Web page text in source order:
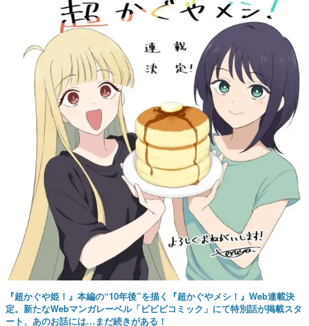
『超かぐや姫！』本編の“10年後”を描く『超かぐやメシ！』Web連載決
定。新たなWebマンガレーベル「ビビビコミック」にて特別話が掲載スタ
ート、あのお話には…まだ続きがある！